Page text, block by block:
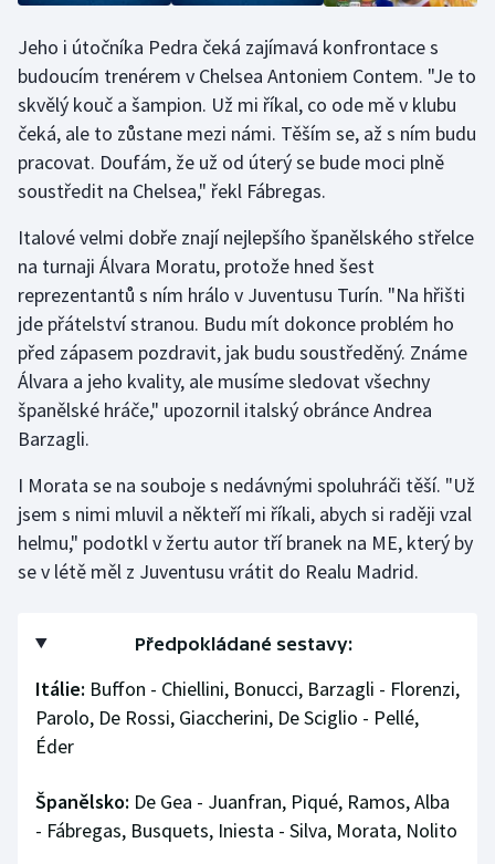
Triatlon
Veslování
Vodní slalom
Volejbal
Ostatní
Jeho i útočníka Pedra čeká zajímavá konfrontace s
budoucím trenérem v Chelsea Antoniem Contem. "Je to
skvělý kouč a šampion. Už mi říkal, co ode mě v klubu
čeká, ale to zůstane mezi námi. Těším se, až s ním budu
pracovat. Doufám, že už od úterý se bude moci plně
soustředit na Chelsea," řekl Fábregas.
Italové velmi dobře znají nejlepšího španělského střelce
na turnaji Álvara Moratu, protože hned šest
reprezentantů s ním hrálo v Juventusu Turín. "Na hřišti
jde přátelství stranou. Budu mít dokonce problém ho
před zápasem pozdravit, jak budu soustředěný. Známe
Álvara a jeho kvality, ale musíme sledovat všechny
španělské hráče," upozornil italský obránce Andrea
Barzagli.
I Morata se na souboje s nedávnými spoluhráči těší. "Už
jsem s nimi mluvil a někteří mi říkali, abych si raději vzal
helmu," podotkl v žertu autor tří branek na ME, který by
se v létě měl z Juventusu vrátit do Realu Madrid.
Předpokládané sestavy:
Itálie: Buffon - Chiellini, Bonucci, Barzagli - Florenzi,
Parolo, De Rossi, Giaccherini, De Sciglio - Pellé,
Éder
Španělsko: De Gea - Juanfran, Piqué, Ramos, Alba
- Fábregas, Busquets, Iniesta - Silva, Morata, Nolito